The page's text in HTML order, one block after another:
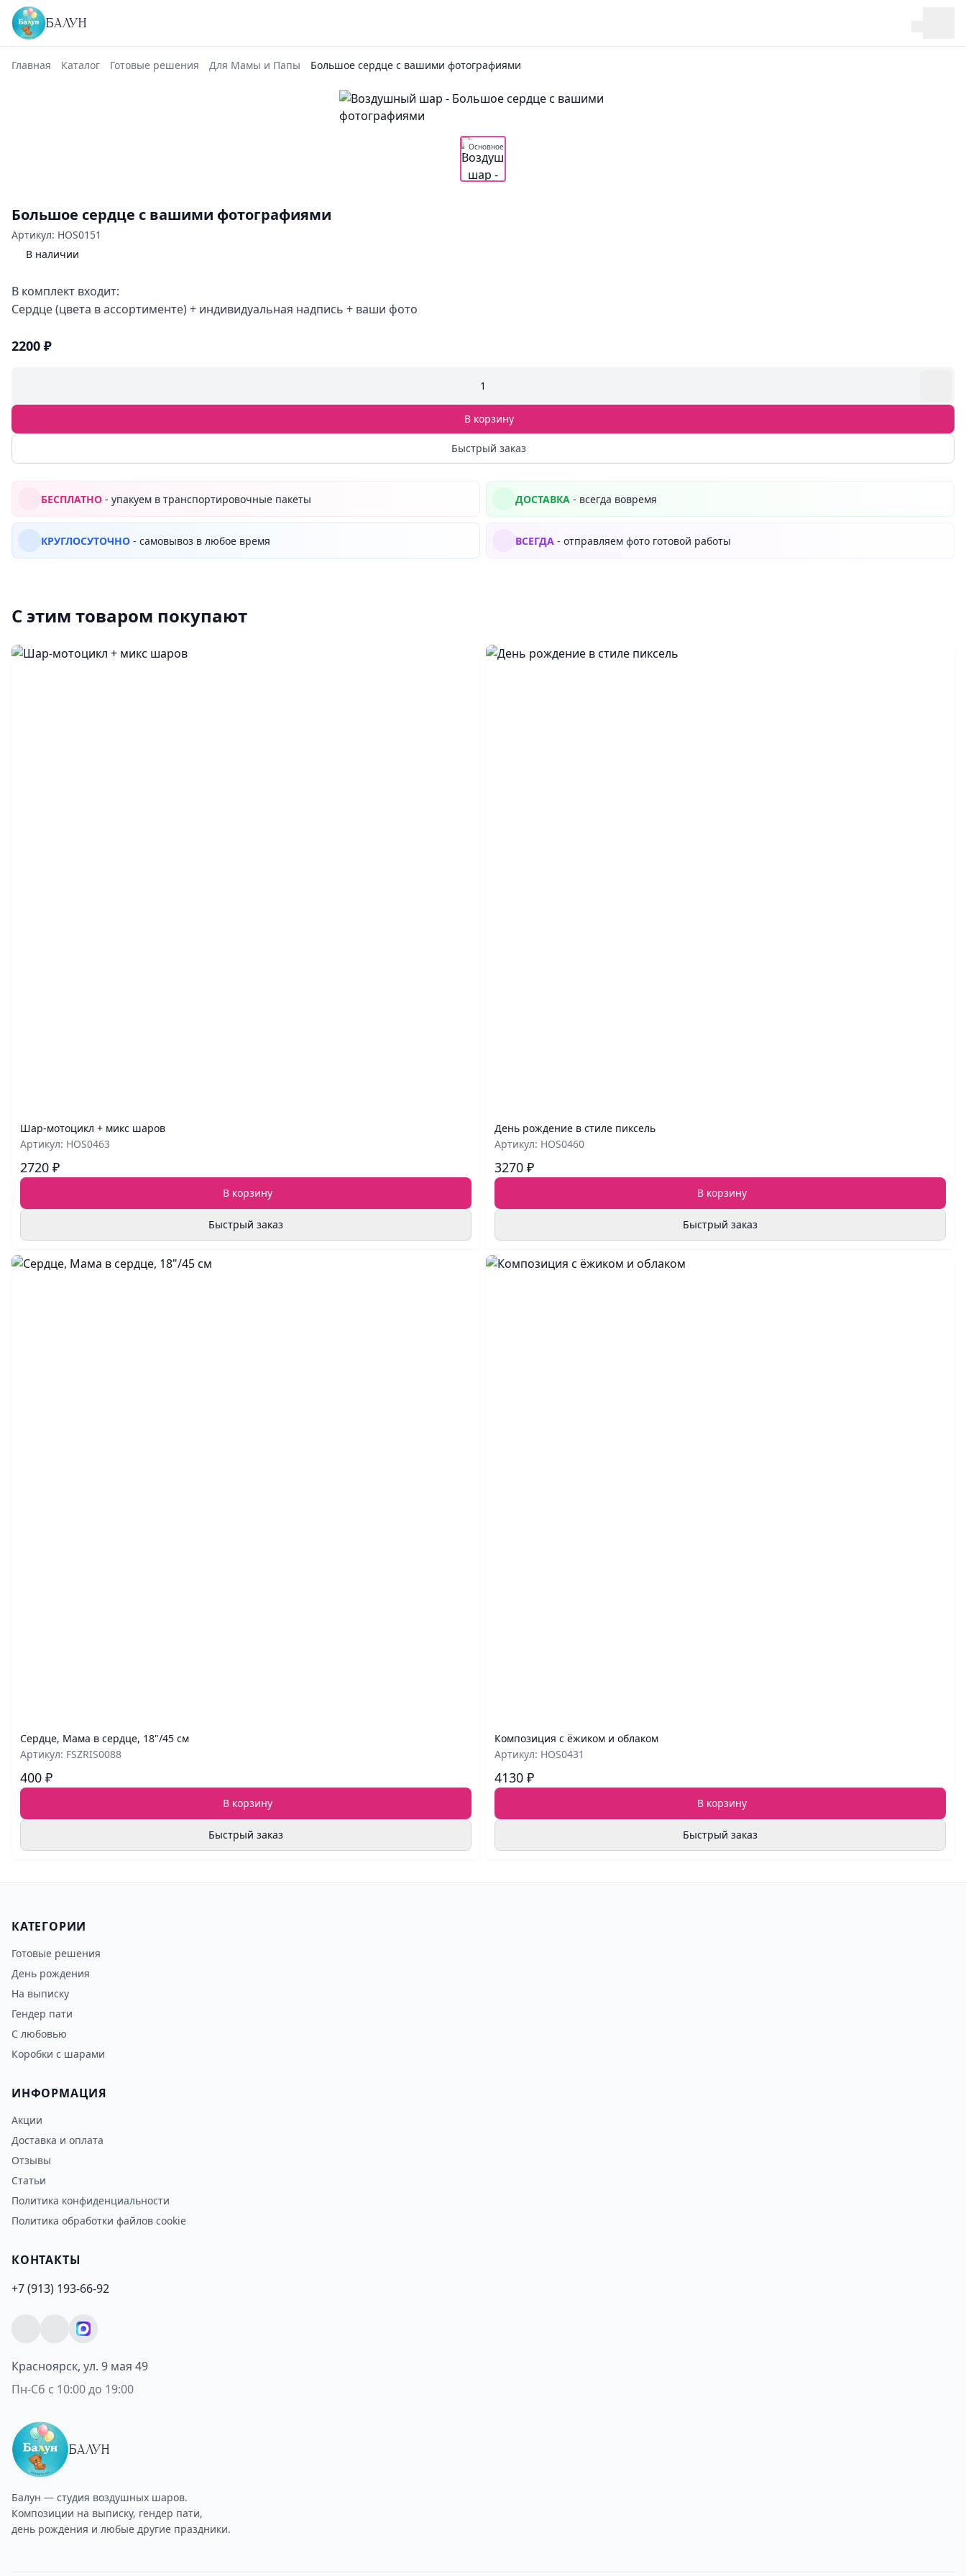
БАЛУН
Главная Каталог Готовые решения Для Мамы и Папы Большое сердце с вашими фотографиями
Основное
Большое сердце с вашими фотографиями
Артикул: HOS0151
В наличии
В комплект входит:
Сердце (цвета в ассортименте) + индивидуальная надпись + ваши фото
2200 ₽
1
В корзину
Быстрый заказ
БЕСПЛАТНО - упакуем в транспортировочные пакеты ДОСТАВКА - всегда вовремя
КРУГЛОСУТОЧНО - самовывоз в любое время ВСЕГДА - отправляем фото готовой работы
С этим товаром покупают
Шар‑мотоцикл + микс шаров
Артикул: HOS0463
2720 ₽
В корзину
Быстрый заказ
День рождение в стиле пиксель
Артикул: HOS0460
3270 ₽
В корзину
Быстрый заказ
Сердце, Мама в сердце, 18"/45 см
Артикул: FSZRIS0088
400 ₽
В корзину
Быстрый заказ
Композиция с ёжиком и облаком
Артикул: HOS0431
4130 ₽
В корзину
Быстрый заказ
КАТЕГОРИИ
Готовые решения
День рождения
На выписку
Гендер пати
С любовью
Коробки с шарами
ИНФОРМАЦИЯ
Акции
Доставка и оплата
Отзывы
Статьи
Политика конфиденциальности
Политика обработки файлов cookie
КОНТАКТЫ
+7 (913) 193-66-92
Красноярск, ул. 9 мая 49
Пн-Сб с 10:00 до 19:00
БАЛУН
Балун — студия воздушных шаров.
Композиции на выписку, гендер пати,
день рождения и любые другие праздники.